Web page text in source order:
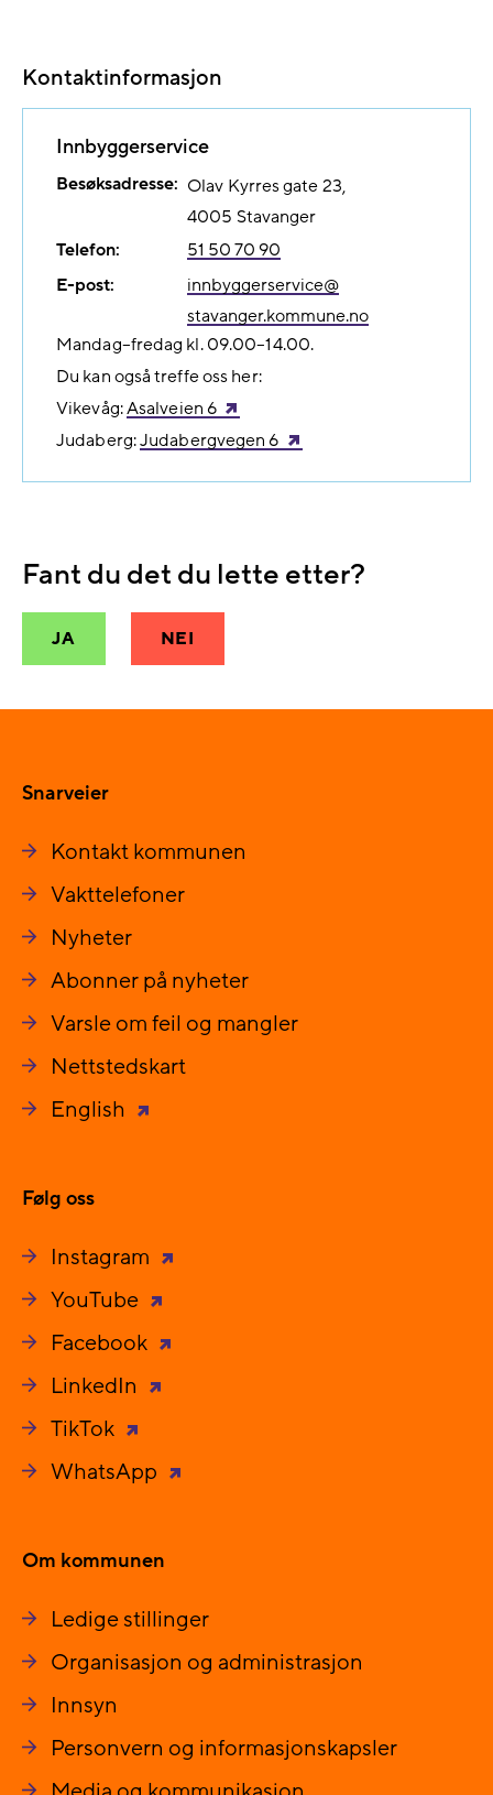
Kontaktinformasjon
Innbyggerservice
Besøksadresse: Olav Kyrres gate 23
4005 Stavanger
Telefon:
51 50 70 90
E-post:
innbyggerservice@​
stavanger.kommune.no
Mandag–fredag kl. 09.00–14.00.
Du kan også treffe oss her:
Vikevåg:Asalveien 6
Judaberg:Judabergvegen 6
Fant du det du lette etter?
JA NEI
Snarveier
Kontakt kommunen
Vakttelefoner
Nyheter
Abonner på nyheter
Varsle om feil og mangler
Nettstedskart
English
Følg oss
Instagram
YouTube
Facebook
LinkedIn
TikTok
WhatsApp
Om kommunen
Ledige stillinger
Organisasjon og administrasjon
Innsyn
Personvern og informasjonskapsler